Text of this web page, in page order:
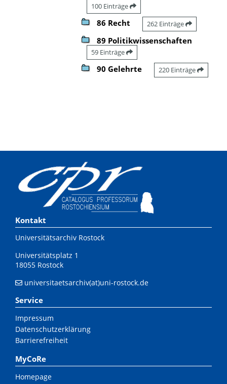
100 Einträge
86 Recht 262 Einträge
89 Politikwissenschaften
59 Einträge
90 Gelehrte 220 Einträge
Kontakt
Universitätsarchiv Rostock
Universitätsplatz 1
18055 Rostock
universitaetsarchiv(at)uni-rostock.de
Service
Impressum
Datenschutzerklärung
Barrierefreiheit
MyCoRe
Homepage